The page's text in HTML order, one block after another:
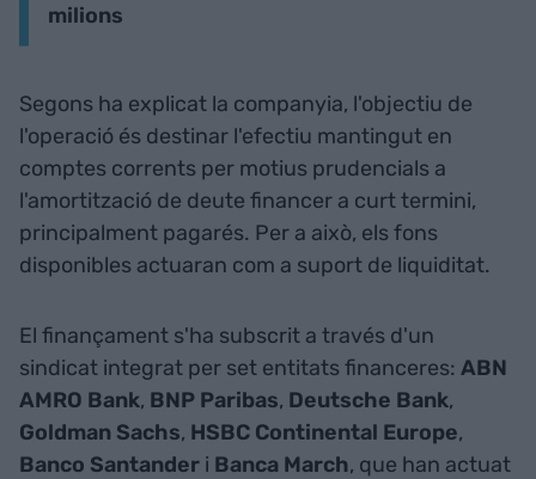
milions
Segons ha explicat la companyia, l'objectiu de
l'operació és destinar l'efectiu mantingut en
comptes corrents per motius prudencials a
l'amortització de deute financer a curt termini,
principalment pagarés. Per a això, els fons
disponibles actuaran com a suport de liquiditat.
El finançament s'ha subscrit a través d'un
sindicat integrat per set entitats financeres: ABN
AMRO Bank, BNP Paribas, Deutsche Bank,
Goldman Sachs, HSBC Continental Europe,
Banco Santander i Banca March, que han actuat